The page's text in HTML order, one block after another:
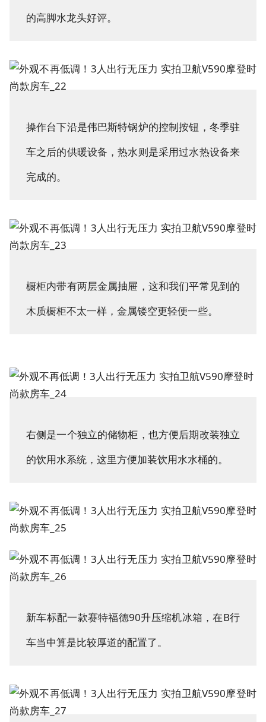
的高脚水龙头好评。
操作台下沿是伟巴斯特锅炉的控制按钮，冬季驻
车之后的供暖设备，热水则是采用过水热设备来
完成的。
橱柜内带有两层金属抽屉，这和我们平常见到的
木质橱柜不太一样，金属镂空更轻便一些。
右侧是一个独立的储物柜，也方便后期改装独立
的饮用水系统，这里方便加装饮用水水桶的。
新车标配一款赛特福德90升压缩机冰箱，在B行
车当中算是比较厚道的配置了。